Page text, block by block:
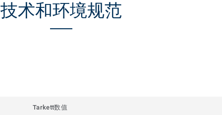
技术和环境规范
Tarkett数值